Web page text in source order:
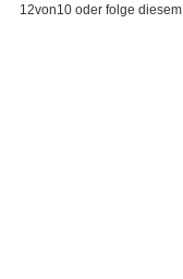
12von10 oder folge diesem